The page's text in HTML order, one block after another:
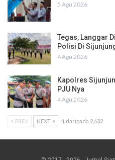
5 Agu 2026
Tegas, Langgar
Polisi Di
4 Agu 2026
Kapolres
PJU Nya
4 Agu 2026
PREV NEXT 1 daripada 2,632